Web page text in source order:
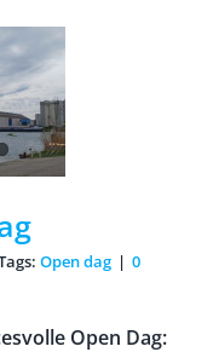
Open dag | 0
Open Dag: